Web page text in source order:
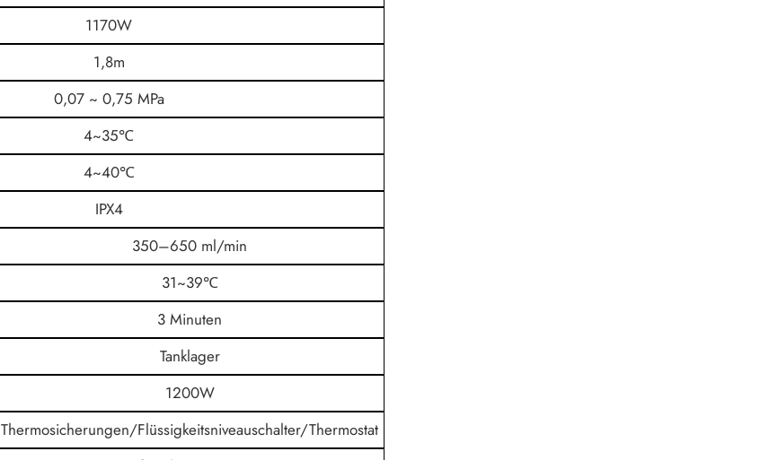
1170W
1,8m
0,07 ~ 0,75 MPa
4~35℃
4~40℃
IPX4
350–650 ml/min
31~39℃
3 Minuten
Tanklager
1200W
Thermosicherungen/Flüssigkeitsniveauschalter/Thermostat